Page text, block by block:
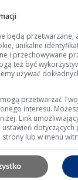
linię
wilgocią i
od
będą przetwarzane,
unikalne
i przechowywane
też być
używać
przetwarzać
interesu.
Link
strony lub w menu